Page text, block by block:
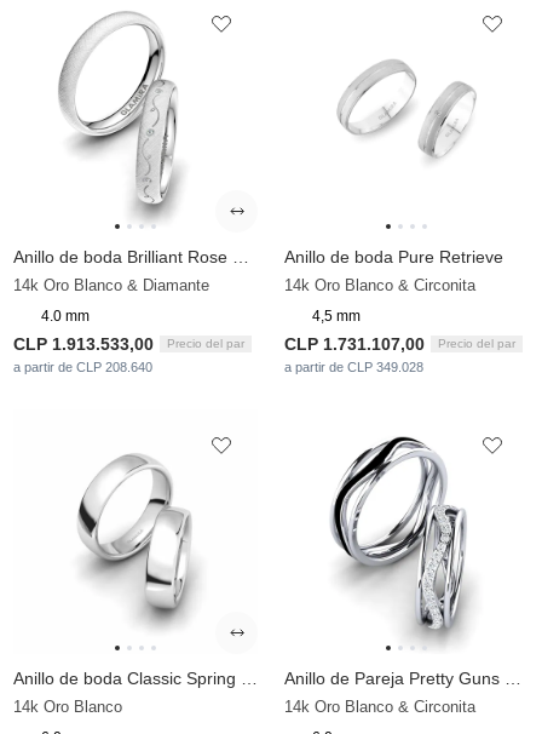
14k Oro Blanco & Diamante
4.0 mm
CLP 1.913.533,00 Precio del par
a partir de CLP 208.640
Anillo de boda Pure Retrieve
14k Oro Blanco & Circonita
4,5 mm
CLP 1.731.107,00 Precio del par
a partir de CLP 349.028
14k Oro Blanco 14k Oro Blanco & Circonita